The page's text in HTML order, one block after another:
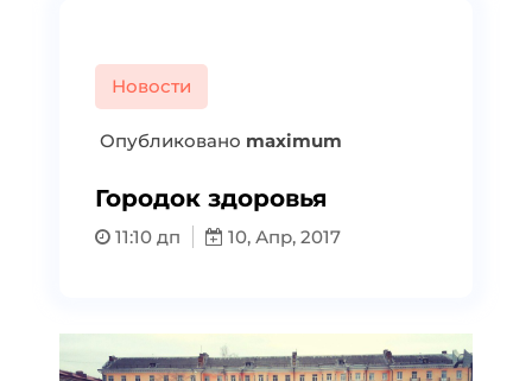
Новости
Опубликовано maximum
Городок здоровья
11:10 дп 10, Апр, 2017